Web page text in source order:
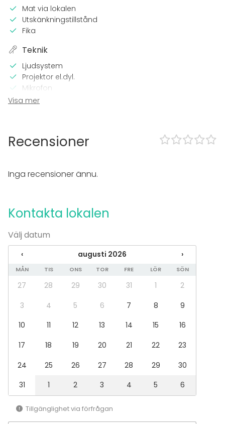
Mat via lokalen
Utskänkningstillstånd
Fika
Teknik
Ljudsystem
Projektor el.dyl.
Mikrofon
Wi-Fi
Tillgänglighetsanpassad
Utrustning
Fest
Bröllop
Spa / relax / bastu
Middag / Lunch
Möte
Mässa / Utställning
Rekreation
Upplevelse / aktivitet
Bankettsal
Anpassningsbar lokal
Visa mer
Recensioner
Inga recensioner ännu.
Kontakta lokalen
Välj datum
‹ augusti 2026 ›
MÅN TIS ONS TOR FRE LÖR SÖN
27 28 29 30 31 1
2
3
4 5 6 7 8
9
10
11 12 13 14 15
16
17
18 19 20 21 22
23
24
25 26 27 28 29
30
31
1 2 3 4 5 6
Tillgänglighet via förfrågan